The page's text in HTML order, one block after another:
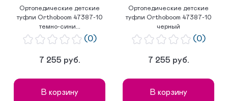
Ортопедические детские
туфли Orthoboom 47387-10
темно-сини...
(0)
7 255 руб.
В корзину
Ортопедические детские
туфли Orthoboom 47387-10
черный
(0)
7 255 руб.
В корзину